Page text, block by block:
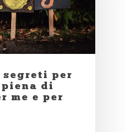
segreti per
di
me e per